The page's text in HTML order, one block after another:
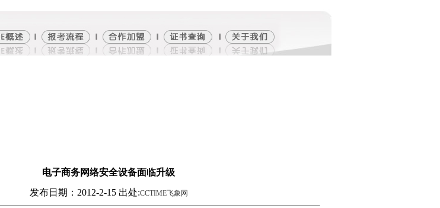
电子商务网络安全设备面临升级
发布日期：2012-2-15 出处:CCTIME飞象网